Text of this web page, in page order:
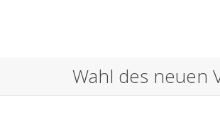
Wahl des neuen